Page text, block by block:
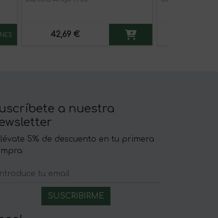
42,69 €
a nuestra
5% de descuento en tu primera